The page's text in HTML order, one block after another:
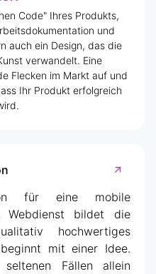
Code" Ihres Produkts,
und
auch ein Design, das die
verwandelt. Eine
Flecken im Markt auf und
Ihr Produkt erfolgreich
für eine mobile
Webdienst bildet die
hochwertiges
mit einer Idee.
Fällen allein